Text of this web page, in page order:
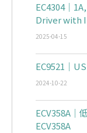
EC4304｜
Driver with
2025-04-15
EC9521｜
2024-10-22
ECV358A｜
ECV358A